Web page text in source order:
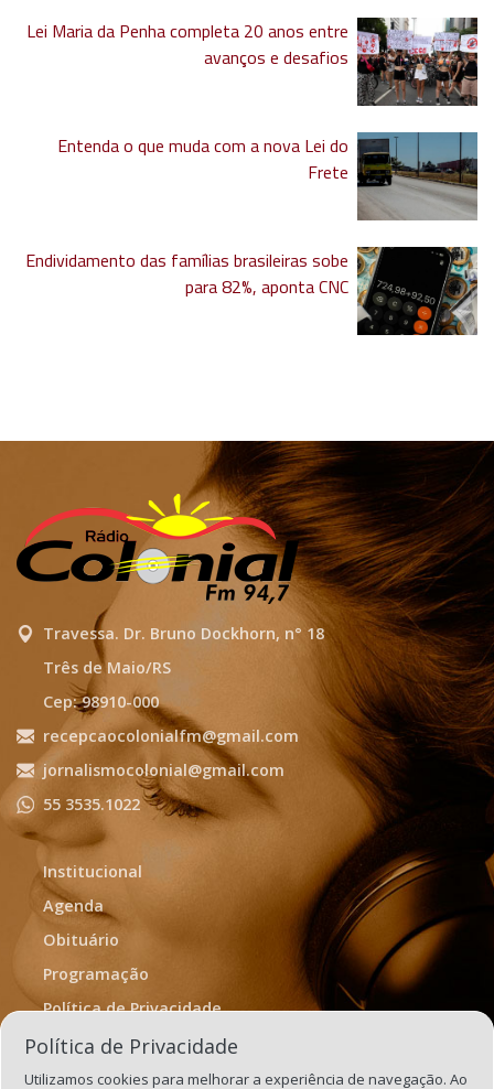
Lei Maria da Penha completa 20 anos entre
avanços e desafios
Entenda o que muda com a nova Lei do
Frete
Endividamento das famílias brasileiras sobe
para 82%, aponta CNC
Travessa. Dr. Bruno Dockhorn, n° 18
Três de Maio/RS
Cep: 98910-000
recepcaocolonialfm@gmail.com
jornalismocolonial@gmail.com
55 3535.1022
Institucional
Agenda
Obituário
Programação
Política de Privacidade
Termos de Uso
Política de Privacidade
Utilizamos cookies para melhorar a experiência de navegação. Ao